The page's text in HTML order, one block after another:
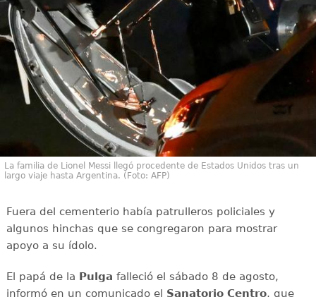
La familia de Lionel Messi llegó procedente de Estados Unidos tras un
largo viaje hasta Argentina. (Foto: AFP)
Fuera del cementerio había patrulleros policiales y
algunos hinchas que se congregaron para mostrar
apoyo a su ídolo.
El papá de la Pulga falleció el sábado 8 de agosto,
informó en un comunicado el Sanatorio Centro, que